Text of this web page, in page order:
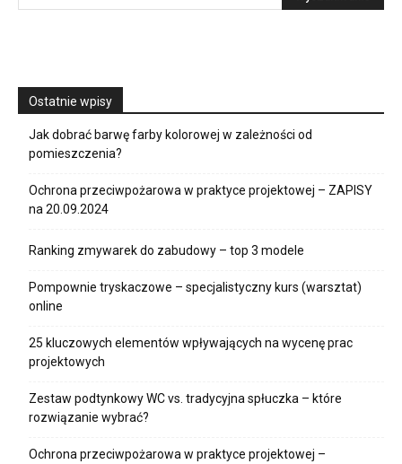
Ostatnie wpisy
Jak dobrać barwę farby kolorowej w zależności od
pomieszczenia?
Ochrona przeciwpożarowa w praktyce projektowej – ZAPISY
na 20.09.2024
Ranking zmywarek do zabudowy – top 3 modele
Pompownie tryskaczowe – specjalistyczny kurs (warsztat)
online
25 kluczowych elementów wpływających na wycenę prac
projektowych
Zestaw podtynkowy WC vs. tradycyjna spłuczka – które
rozwiązanie wybrać?
Ochrona przeciwpożarowa w praktyce projektowej –